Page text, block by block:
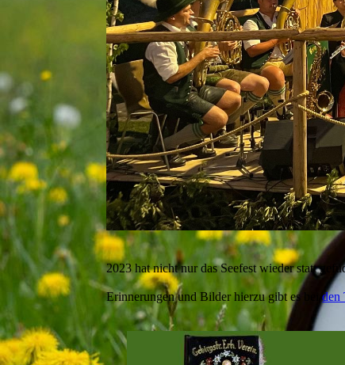
2023 hat nicht nur das Seefest wieder statt
Erinnerungen und Bilder hierzu gibt es beiden